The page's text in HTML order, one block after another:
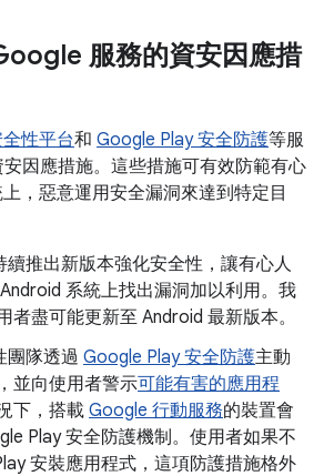
服務的資安因應措
性平台和 Google Play 安全防護等服
因應措施。這些措施可有效防範有心
，惡意運用安全漏洞來達到特定目
續推出新版本強化安全性，讓有心人
系統上找出漏洞加以利用。我
者盡可能更新至 Android 最新版本。
團隊透過 Google Play 安全防護主動
並向使用者警示可能有害的應用程
下，搭載 Google 行動服務的裝置會
Play 安全防護機制。使用者如果不
安裝應用程式，這項防護措施格外